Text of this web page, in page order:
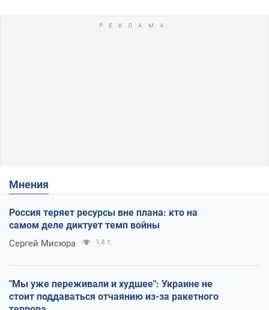
Мнения
Россия теряет ресурсы вне плана: кто на
самом деле диктует темп войны
Сергей Мисюра 1,4 т.
"Мы уже переживали и худшее": Украине не
стоит поддаваться отчаянию из-за ракетного